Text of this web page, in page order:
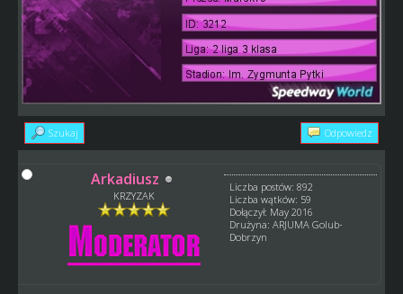
Szukaj Odpowiedz
Arkadiusz
KRZYZAK
Liczba postów: 892
Liczba wątków: 59
Dołączył: May 2016
Drużyna: ARJUMA Golub-
Dobrzyn